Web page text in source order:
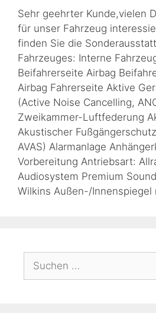
Sehr geehrter Kunde,vielen
für unser Fahrzeug
finden Sie die
Fahrzeuges: Interne
Beifahrerseite Airbag
Airbag Fahrerseite Aktive
(Active Noise Cancelling,
Zweikammer-Luftfederung
Akustischer
AVAS) Alarmanlage
Vorbereitung Antriebsart:
Audiosystem Premium
Wilkins Außen-/